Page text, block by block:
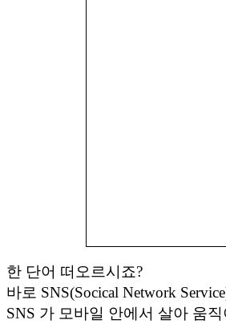
한 단어 떠오르시죠?
바로 SNS(Socical Network
SNS 가 모바일 안에서 살아 움